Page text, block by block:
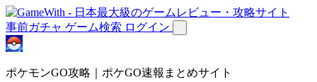
事前ガチャ ゲーム検索 ログイン
ポケモンGO攻略｜ポケGO速報まとめサイト